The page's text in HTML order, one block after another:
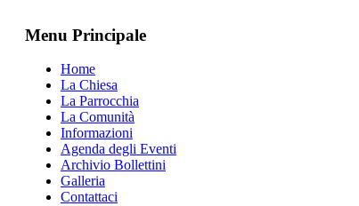
Menu Principale
Home
La Chiesa
La Parrocchia
La Comunità
Informazioni
Agenda degli Eventi
Archivio Bollettini
Galleria
Contattaci